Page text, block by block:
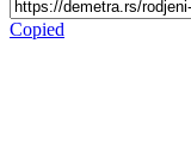
Copied